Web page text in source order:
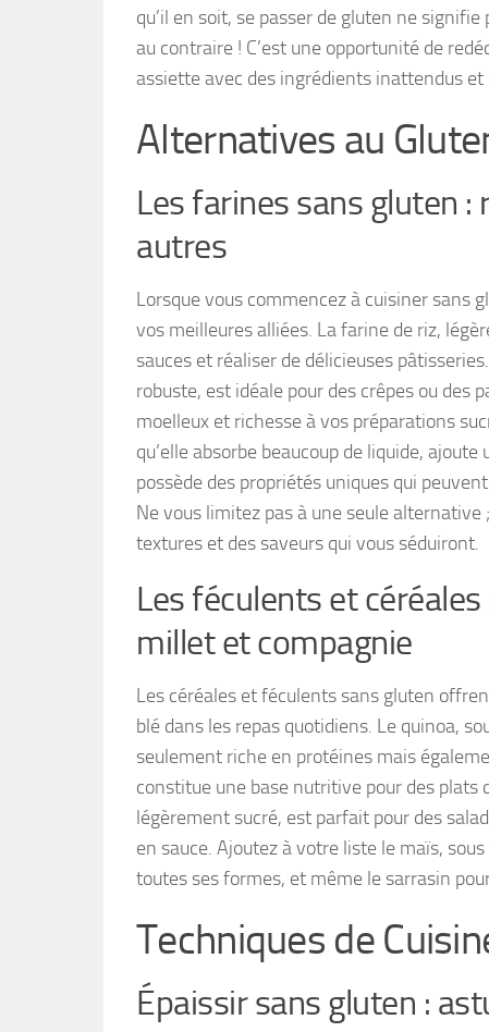
qu’il en soit, se passer de gluten ne
au contraire ! C’est une opportunité de
assiette avec des ingrédients inattendus et
Alternatives au
Les farines sans gluten
autres
Lorsque vous commencez à cuisiner sans
vos meilleures alliées. La farine de riz,
sauces et réaliser de délicieuses
robuste, est idéale pour des crêpes ou des
moelleux et richesse à vos préparations
qu’elle absorbe beaucoup de liquide,
possède des propriétés uniques qui
Ne vous limitez pas à une seule
textures et des saveurs qui vous séduiront.
Les féculents et
millet et compagnie
Les céréales et féculents sans gluten
blé dans les repas quotidiens. Le quinoa,
seulement riche en protéines mais
constitue une base nutritive pour des plats
légèrement sucré, est parfait pour des
en sauce. Ajoutez à votre liste le maïs,
toutes ses formes, et même le sarrasin
Techniques de
Épaissir sans gluten :